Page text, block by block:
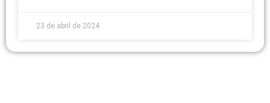
23 de abril de 2024